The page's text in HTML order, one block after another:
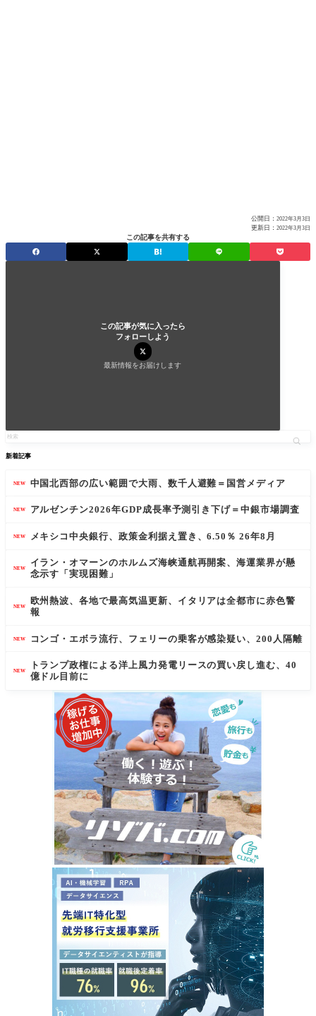
公開日： 2022年3月3日
更新日： 2022年3月3日
この記事を共有する
この記事が気に入ったら
フォローしよう
最新情報をお届けします
新着記事
NEW 中国北西部の広い範囲で大雨、数千人避難＝国営メディア
NEW アルゼンチン2026年GDP成長率予測引き下げ＝中銀市場調査
NEW メキシコ中央銀行、政策金利据え置き、6.50％ 26年8月
NEW
イラン・オマーンのホルムズ海峡通航再開案、海運業界が懸
念示す「実現困難」
NEW
欧州熱波、各地で最高気温更新、イタリアは全都市に赤色警
報
NEW コンゴ・エボラ流行、フェリーの乗客が感染疑い、200人隔離
NEW
トランプ政権による洋上風力発電リースの買い戻し進む、40
億ドル目前に